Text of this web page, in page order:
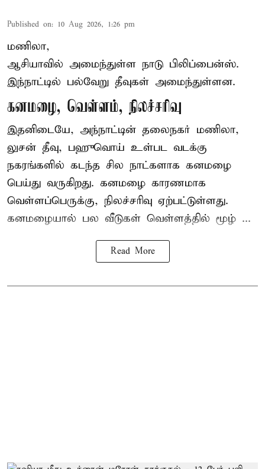
Published on: 10 Aug 2026, 1:26 pm
மணிலா,
ஆசியாவில் அமைந்துள்ள நாடு பிலிப்பைன்ஸ்.
இந்நாட்டில் பல்வேறு தீவுகள் அமைந்துள்ளன.
கனமழை, வெள்ளம், நிலச்சரிவு
இதனிடையே, அந்நாட்டின் தலைநகர் மணிலா,
லுசன் தீவு, பஹுவொய் உள்பட வடக்கு
நகரங்களில் கடந்த சில நாட்களாக கனமழை
பெய்து வருகிறது. கனமழை காரணமாக
வெள்ளப்பெருக்கு, நிலச்சரிவு ஏற்பட்டுள்ளது.
கனமழையால் பல வீடுகள் வெள்ளத்தில் மூழ் ...
Read More